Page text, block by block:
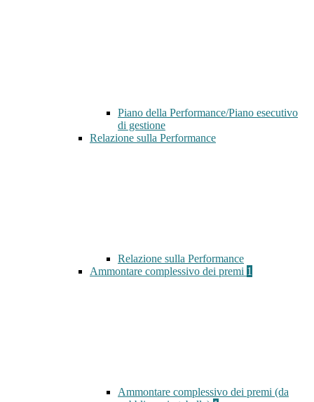
Piano della Performance/Piano esecutivo
di gestione
Relazione sulla Performance
Relazione sulla Performance
Ammontare complessivo dei premi 1
Ammontare complessivo dei premi (da